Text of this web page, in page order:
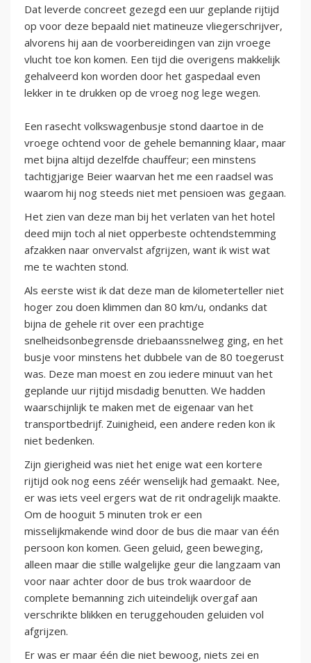
Dat leverde concreet gezegd een uur geplande rijtijd
op voor deze bepaald niet matineuze vliegerschrijver,
alvorens hij aan de voorbereidingen van zijn vroege
vlucht toe kon komen. Een tijd die overigens makkelijk
gehalveerd kon worden door het gaspedaal even
lekker in te drukken op de vroeg nog lege wegen.
Een rasecht volkswagenbusje stond daartoe in de
vroege ochtend voor de gehele bemanning klaar, maar
met bijna altijd dezelfde chauffeur; een minstens
tachtigjarige Beier waarvan het me een raadsel was
waarom hij nog steeds niet met pensioen was gegaan.
Het zien van deze man bij het verlaten van het hotel
deed mijn toch al niet opperbeste ochtendstemming
afzakken naar onvervalst afgrijzen, want ik wist wat
me te wachten stond.
Als eerste wist ik dat deze man de kilometerteller niet
hoger zou doen klimmen dan 80 km/u, ondanks dat
bijna de gehele rit over een prachtige
snelheidsonbegrensde driebaanssnelweg ging, en het
busje voor minstens het dubbele van de 80 toegerust
was. Deze man moest en zou iedere minuut van het
geplande uur rijtijd misdadig benutten. We hadden
waarschijnlijk te maken met de eigenaar van het
transportbedrijf. Zuinigheid, een andere reden kon ik
niet bedenken.
Zijn gierigheid was niet het enige wat een kortere
rijtijd ook nog eens zéér wenselijk had gemaakt. Nee,
er was iets veel ergers wat de rit ondragelijk maakte.
Om de hooguit 5 minuten trok er een
misselijkmakende wind door de bus die maar van één
persoon kon komen. Geen geluid, geen beweging,
alleen maar die stille walgelijke geur die langzaam van
voor naar achter door de bus trok waardoor de
complete bemanning zich uiteindelijk overgaf aan
verschrikte blikken en teruggehouden geluiden vol
afgrijzen.
Er was er maar één die niet bewoog, niets zei en